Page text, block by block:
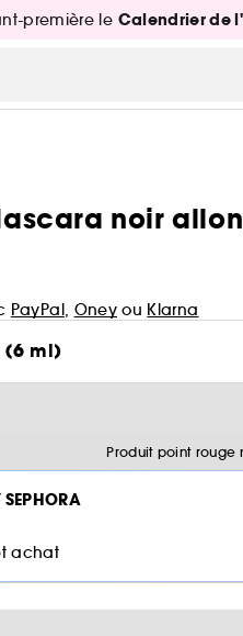
première le Calendrier de
noir
PayPal, Oneyou Klarna
ml)
Produit point rouge
achat